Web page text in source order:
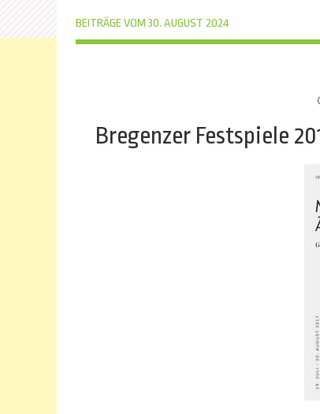
BEITRÄGE VOM 30. AUGUST 2024
Bregenzer Festspiele